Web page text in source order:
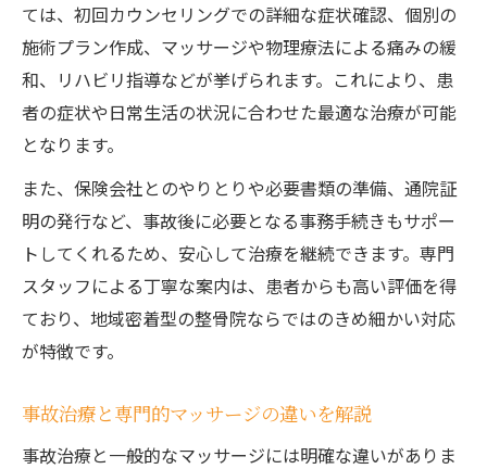
ては、初回カウンセリングでの詳細な症状確認、個別の
施術プラン作成、マッサージや物理療法による痛みの緩
和、リハビリ指導などが挙げられます。これにより、患
者の症状や日常生活の状況に合わせた最適な治療が可能
となります。
また、保険会社とのやりとりや必要書類の準備、通院証
明の発行など、事故後に必要となる事務手続きもサポー
トしてくれるため、安心して治療を継続できます。専門
スタッフによる丁寧な案内は、患者からも高い評価を得
ており、地域密着型の整骨院ならではのきめ細かい対応
が特徴です。
事故治療と専門的マッサージの違いを解説
事故治療と一般的なマッサージには明確な違いがありま